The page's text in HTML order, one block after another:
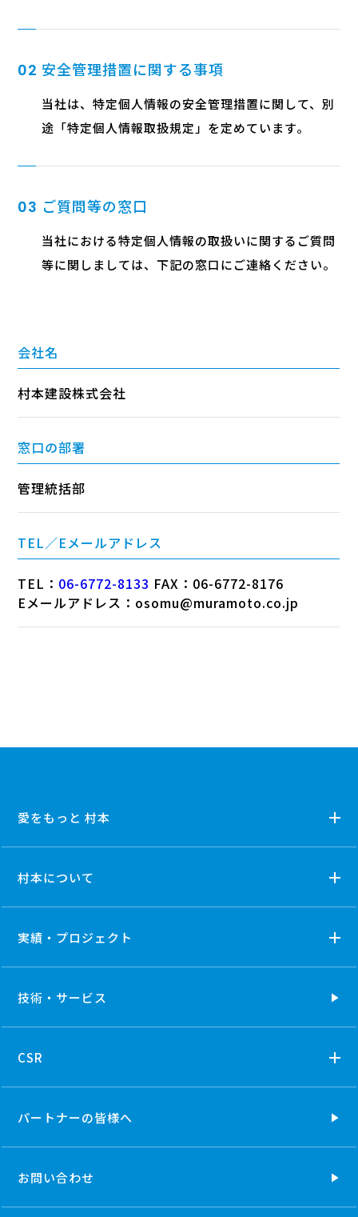
02 安全管理措置に関する事項
当社は、特定個人情報の安全管理措置に関して、別
途「特定個人情報取扱規定」を定めています。
03 ご質問等の窓口
当社における特定個人情報の取扱いに関するご質問
等に関しましては、下記の窓口にご連絡ください。
会社名
村本建設株式会社
窓口の部署
管理統括部
TEL／Eメールアドレス
TEL： 06-6772-8133 FAX：06-6772-8176
Eメールアドレス：osomu@muramoto.co.jp
愛をもっと 村本
村本について
実績・プロジェクト
技術・ サービス
CSR
パートナーの皆様へ
お問い合わせ